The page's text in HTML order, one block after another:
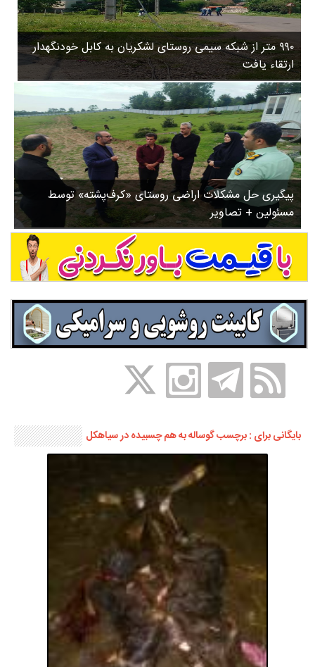
روستاها
ورزشی
سیاسی
چندرسانه ای
مسیر گردشگری دیلمان
درباره ما
۹۹۰ متر از شبکه سیمی روستای لشکریان به کابل خودنگهدار
ارتقاء یافت
پیگیری حل مشکلات اراضی روستای «کرف‌پشته» توسط
مسئولین + تصاویر
۳
۵
۸
ب
ا
ز
ن
ش
س
ت
ش
د
.
بایگانی برای : برچسب گوساله به هم چسبیده در سیاهکل